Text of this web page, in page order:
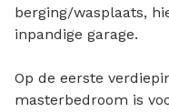
berging/wasplaats,
inpandige garage.
Op de eerste
masterbedroom is